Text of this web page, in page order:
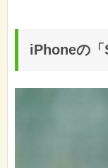
iPhoneの「